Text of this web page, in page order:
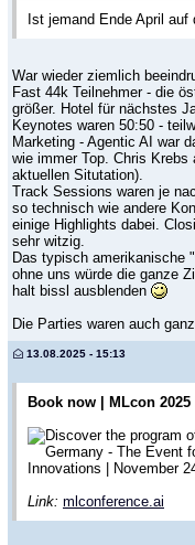
Ist jemand Ende April auf
War wieder ziemlich
Fast 44k Teilnehmer - die
größer. Hotel für nächstes
Keynotes waren 50:50 -
Marketing - Agentic AI war
wie immer Top. Chris
aktuellen Situtation).
Track Sessions waren je
so technisch wie andere
einige Highlights dabei.
sehr witzig.
Das typisch amerikanische
ohne uns würde die ganze
halt bissl ausblenden
Die Parties waren auch
13.08.2025 - 15:13
Book now | MLcon
Discover the program
Germany - The Event
Innovations | November
Link: mlconference.ai